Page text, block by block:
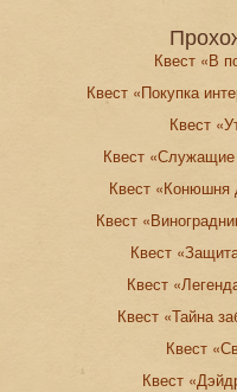
Квест «В
Квест «Покупка
Квест
Квест
Квест «Конюшня
Квест
Квест
Квест
Квест «Тайна
Квест
Квест